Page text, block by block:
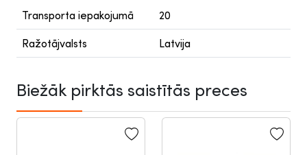
Transporta iepakojumā 20
Ražotājvalsts Latvija
Biežāk pirktās saistītās preces